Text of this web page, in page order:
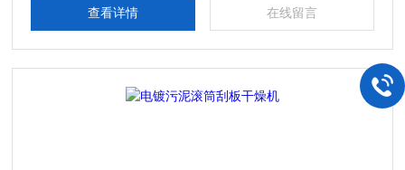
查看详情 在线留言